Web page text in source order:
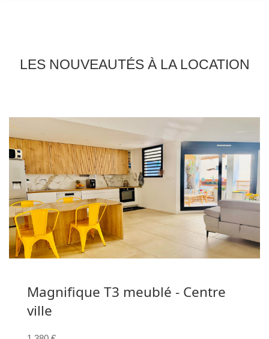
LES NOUVEAUTÉS À LA LOCATION
Magnifique T3 meublé - Centre
ville